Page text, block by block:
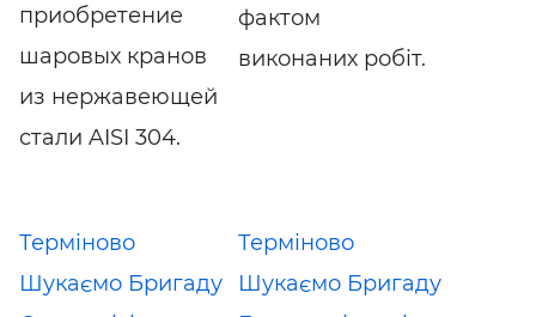
приобретение
шаровых кранов
из нержавеющей
стали AISI 304.
фактом
виконаних робіт.
Терміново
Шукаємо Бригаду
Терміново
Шукаємо Бригаду